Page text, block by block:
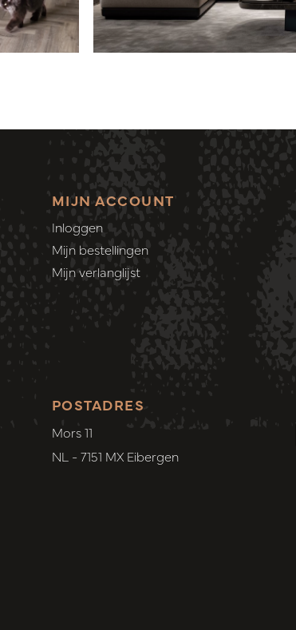
MIJN ACCOUNT
Inloggen
Mijn bestellingen
Mijn verlanglijst
POSTADRES
Mors 11
NL - 7151 MX Eibergen